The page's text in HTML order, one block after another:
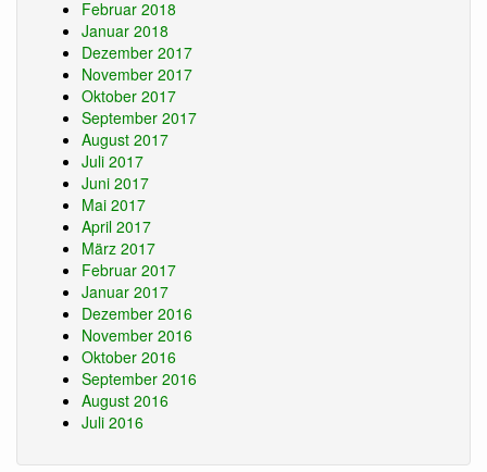
Februar 2018
Januar 2018
Dezember 2017
November 2017
Oktober 2017
September 2017
August 2017
Juli 2017
Juni 2017
Mai 2017
April 2017
März 2017
Februar 2017
Januar 2017
Dezember 2016
November 2016
Oktober 2016
September 2016
August 2016
Juli 2016